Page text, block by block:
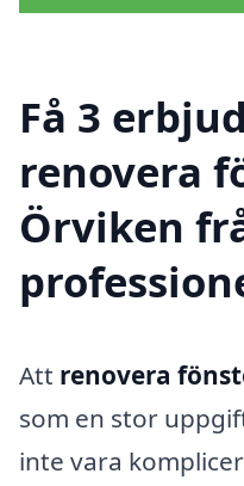
Få 3
renovera
Örviken
Att renovera
som en stor
inte vara